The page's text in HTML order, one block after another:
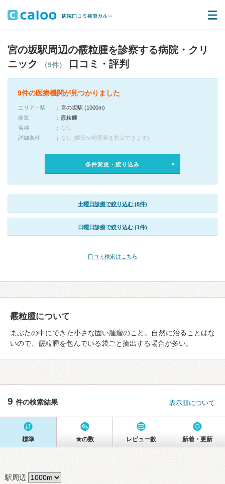
宮の坂駅周辺の霰粒腫を診察する病院・クリ
ニック
（9件） 口コミ・評判
9件の医療機関が見つかりました
エリア・駅
宮の坂駅 (1000m)
病気
霰粒腫
名称
なし
詳細条件
なし (曜日や時間帯を指定できます)
条件変更・絞り込み
土曜日診療で絞り込む (8件)
日曜日診療で絞り込む (1件)
口コミ検索はこちら
霰粒腫について
まぶたの中にできた小さな固い腫瘤のこと。自然に治ることはな
いので、霰粒腫を包んでいる袋ごと摘出する場合が多い。
9 件の検索結果 表示順について
標準 ★の数 レビュー数 新着・更新
駅周辺